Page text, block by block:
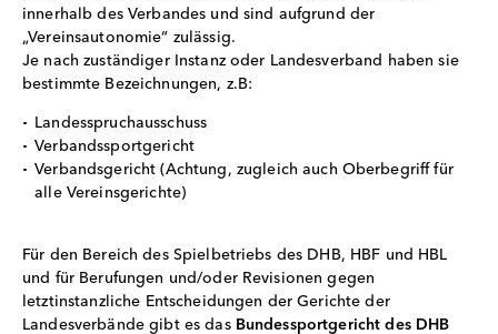
innerhalb des Verbandes und sind aufgrund der
„Vereinsautonomie“ zulässig.
Je nach zuständiger Instanz oder Landesverband haben sie
bestimmte Bezeichnungen, z.B:
Landesspruchausschuss
Verbandssportgericht
Verbandsgericht (Achtung, zugleich auch Oberbegriff für
alle Vereinsgerichte)
Für den Bereich des Spielbetriebs des DHB, HBF und HBL
und für Berufungen und/oder Revisionen gegen
letztinstanzliche Entscheidungen der Gerichte der
Landesverbände gibt es das Bundessportgericht des DHB